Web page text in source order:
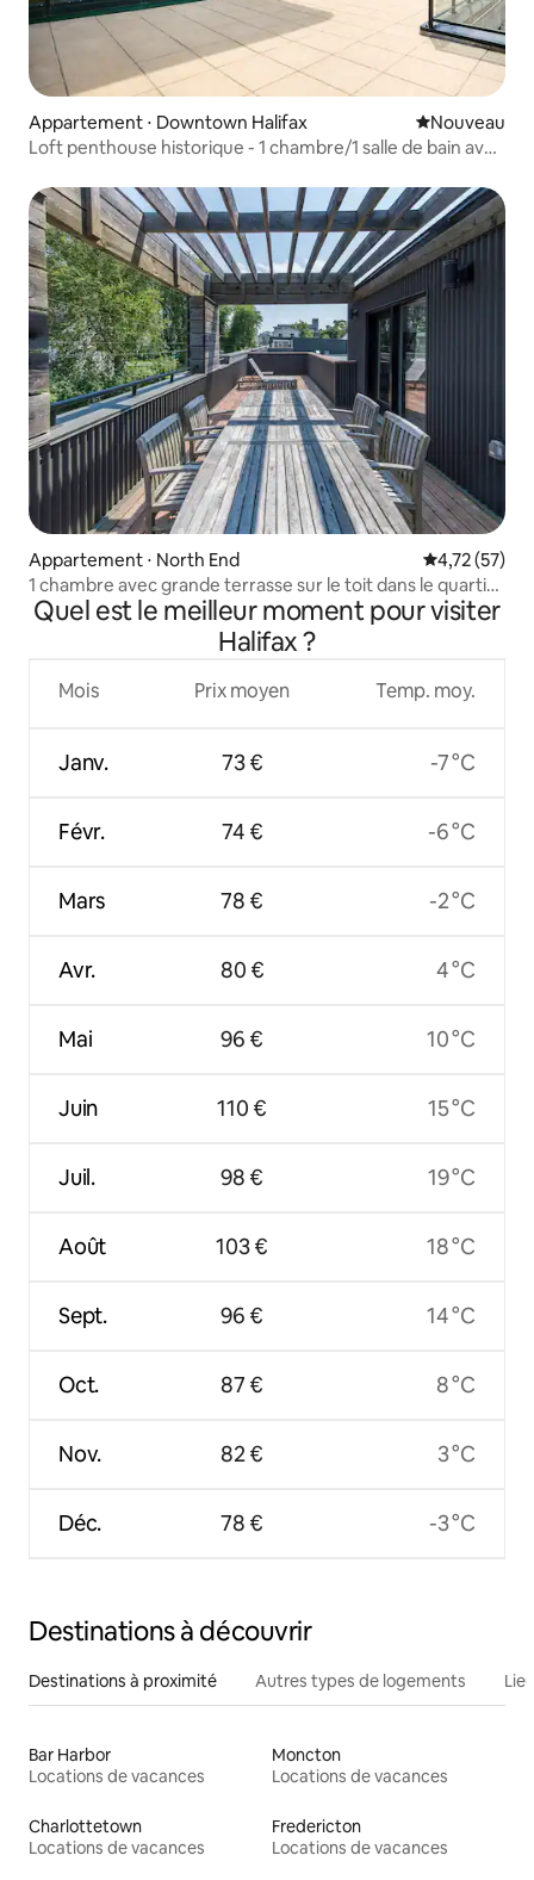
Appartement ⋅ Downtown Halifax Nouvel
Nouveau
Loft penthouse historique - 1 chambre/1 salle de bain avec
Appartement ⋅ North End Évaluation
4,72 (57)
1 chambre avec grande terrasse sur le toit dans le quartier
animé de North End
Quel est le meilleur moment pour visiter
Halifax ?
Mois
Janv.
Févr.
Mars
Avr.
Mai
Juin
Juil.
Août
Sept.
Oct.
Nov.
Déc.
Prix moyen
73 €
74 €
78 €
80 €
96 €
110 €
98 €
103 €
96 €
87 €
82 €
78 €
Temp. moy.
-7 °C
-6 °C
-2 °C
4 °C
10 °C
15 °C
19 °C
18 °C
14 °C
8 °C
3 °C
-3 °C
Destinations à découvrir
Destinations à proximité Autres types de logements
Bar Harbor
Locations de vacances
Moncton
Locations de vacances
Charlottetown
Locations de vacances
Fredericton
Locations de vacances